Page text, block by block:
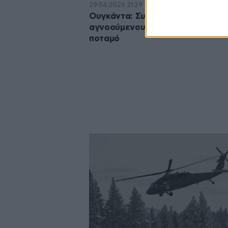
29·04·2026 21:29
Ουγκάντα: Συναγερμός για 30
αγνοούμενους μετά από ναυάγιο
ποταμό